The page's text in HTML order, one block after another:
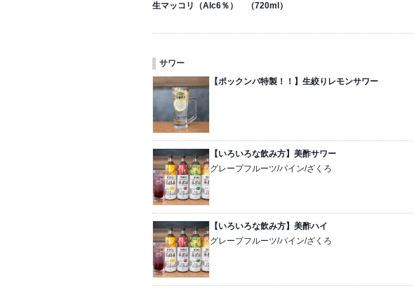
生マッコリ（Alc6％） （720ml）
サワー
【ポックンパ特製！！】生絞りレモンサワー
【いろいろな飲み方】美酢サワー
グレープフルーツ/パイン/ざくろ
【いろいろな飲み方】美酢ハイ
グレープフルーツ/パイン/ざくろ